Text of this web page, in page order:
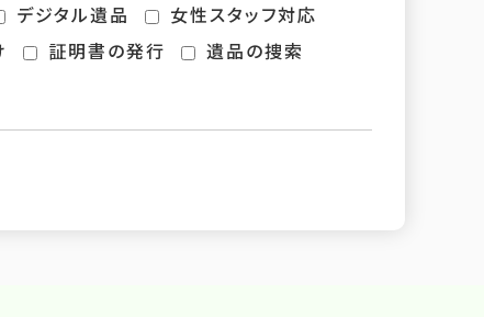
デジタル遺品
女性スタッフ対応
証明書の発行
遺品の捜索